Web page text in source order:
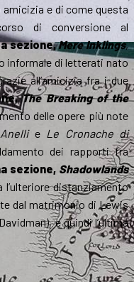
e di come questa
di conversione al
sezione,Mere Inklings,
informale di letterati nato
all’amicizia fra i due
The Breaking of the
delle opere più note
e Le Cronache di
dei rapporti fra
sezione, Shadowlands
l’ulteriore distanziamento
dal matrimonio di Lewis
e quindi l’ultima